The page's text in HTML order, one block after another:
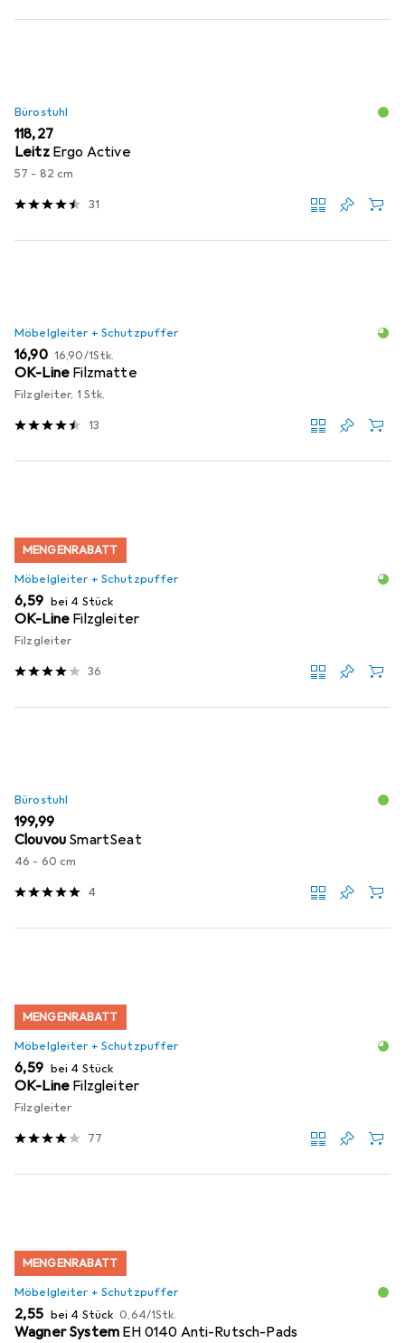
Bürostuhl
EUR
118,27
Leitz Ergo Active
57 - 82 cm
31
Möbelgleiter + Schutzpuffer
EUR
16,90 EUR
16,90/1Stk.
OK-Line Filzmatte
Filzgleiter, 1 Stk.
13
MENGENRABATT
Möbelgleiter + Schutzpuffer
EUR
6,59 bei 4 Stück
OK-Line Filzgleiter
Filzgleiter
36
Bürostuhl
EUR
199,99
Clouvou SmartSeat
46 - 60 cm
4
MENGENRABATT
Möbelgleiter + Schutzpuffer
EUR
6,59 bei 4 Stück
OK-Line Filzgleiter
Filzgleiter
77
MENGENRABATT
Möbelgleiter + Schutzpuffer
EUR
2,55 bei 4 Stück EUR
0,64/1Stk.
Wagner System EH 0140 Anti-Rutsch-Pads